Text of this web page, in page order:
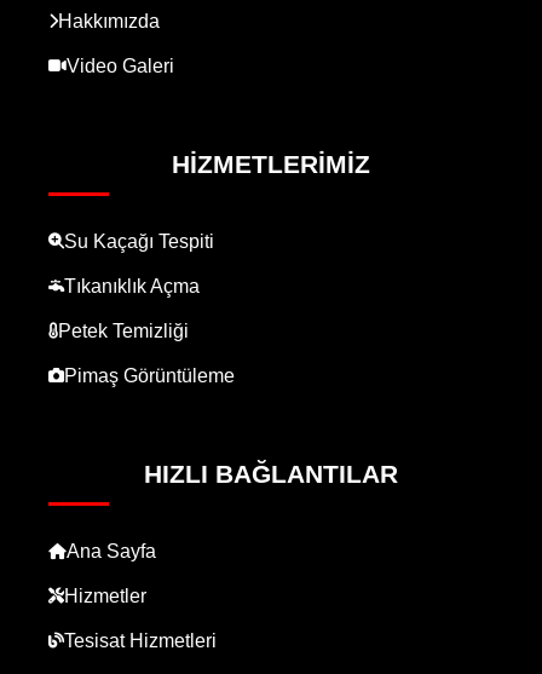
Hakkımızda
Video Galeri
HIZMETLERIMIZ
Su Kaçağı Tespiti
Tıkanıklık Açma
Petek Temizliği
Pimaş Görüntüleme
HIZLI BAĞLANTILAR
Ana Sayfa
Hizmetler
Tesisat Hizmetleri